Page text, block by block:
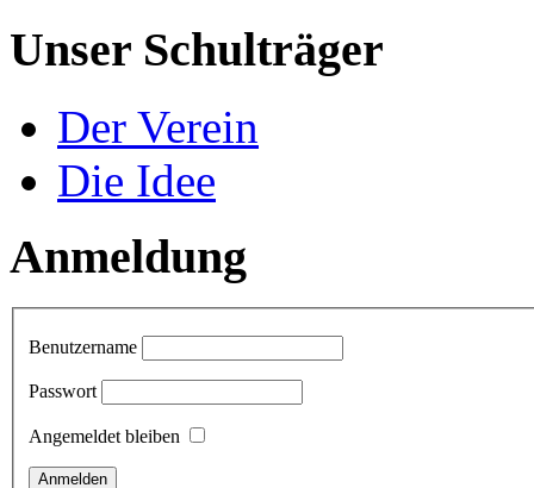
Unser Schulträger
Der Verein
Die Idee
Anmeldung
Benutzername
Passwort
Angemeldet bleiben